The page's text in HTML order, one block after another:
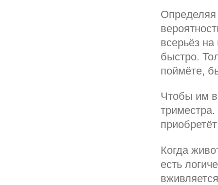
всерьёз
быстро.
поймёте,
Чтобы им
Когда
есть